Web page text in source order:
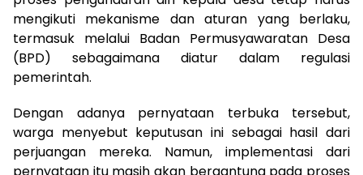
mengikuti mekanisme dan aturan yang berlaku,
termasuk melalui Badan Permusyawaratan Desa
(BPD) sebagaimana diatur dalam regulasi
pemerintah.
Dengan adanya pernyataan terbuka tersebut,
warga menyebut keputusan ini sebagai hasil dari
perjuangan mereka. Namun, implementasi dari